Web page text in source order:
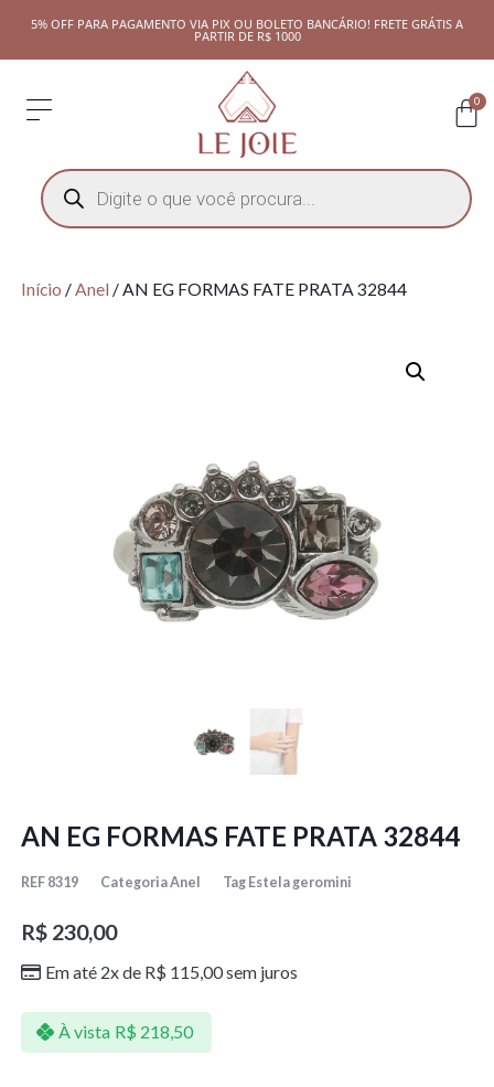
5% OFF PARA PAGAMENTO VIA PIX OU BOLETO BANCÁRIO! FRETE GRÁTIS A
PARTIR DE R$ 1000
0
Início /Anel / AN EG FORMAS FATE PRATA 32844
AN EG FORMAS FATE PRATA 32844
REF 8319 CategoriaAnel Tag Estela geromini
R$230,00
Em até 2x de R$ 115,00sem juros
À vista R$ 218,50